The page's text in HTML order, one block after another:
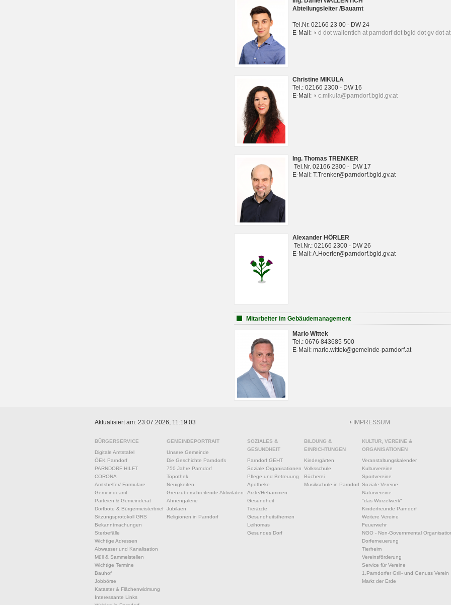
Abteilungsleiter /Bauamt
Tel.Nr. 02166 23 00 - DW 24
E-Mail:
d dot wallentich at parndorf dot bgld dot gv dot at
Christine MIKULA
Tel.: 02166 2300 - DW 16
E-Mail:
c.mikula@parndorf.bgld.gv.at
Ing. Thomas TRENKER
Tel.Nr. 02166 2300 - DW 17
E-Mail: T.Trenker@parndorf.bgld.gv.at
Alexander HÖRLER
Tel.Nr.: 02166 2300 - DW 26
E-Mail: A.Hoerler@parndorf.bgld.gv.at
Mitarbeiter im Gebäudemanagement
Mario Wittek
Tel.: 0676 843685-500
E-Mail: mario.wittek@gemeinde-parndorf.at
Aktualisiert am: 23.07.2026; 11:19:03 IMPRESSUM
BÜRGERSERVICE
Digitale Amtstafel
ÖEK Parndorf
PARNDORF HILFT
CORONA
Amtshelfer/ Formulare
Gemeindeamt
Parteien & Gemeinderat
Dorfbote & Bürgermeisterbrief
Sitzungsprotokoll GRS
Bekanntmachungen
Sterbefälle
Wichtige Adressen
Abwasser und Kanalisation
Müll & Sammelstellen
Wichtige Termine
Bauhof
Jobbörse
Kataster & Flächenwidmung
Interessante Links
GEMEINDEPORTRAIT
Unsere Gemeinde
Die Geschichte Parndorfs
750 Jahre Parndorf
Topothek
Neuigkeiten
Grenzüberschreitende Aktivitäten
Ahnengalerie
Jubiläen
Religionen in Parndorf
SOZIALES &
GESUNDHEIT
Parndorf GEHT
Soziale Organisationen
Pflege und Betreuung
Apotheke
Ärzte/Hebammen
Gesundheit
Tierärzte
Gesundheitsthemen
Leihomas
Gesundes Dorf
BILDUNG &
EINRICHTUNGEN
Kindergärten
Volksschule
Bücherei
Musikschule in Parndorf
KULTUR, VEREINE &
ORGANISATIONEN
Veranstaltungskalender
Kulturvereine
Sportvereine
Soziale Vereine
Naturvereine
"das Wurzelwerk"
Kinderfreunde Parndorf
Weitere Vereine
Feuerwehr
NGO - Non-Governmental
Dorferneuerung
Tierheim
Vereinsförderung
Service für Vereine
1.Parndorfer Grill- und Genuss Verein
Markt der Erde